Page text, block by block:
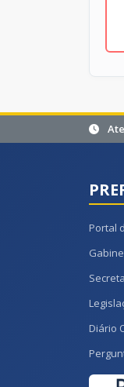
Portal
Diário